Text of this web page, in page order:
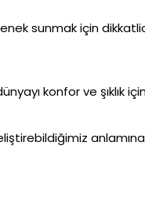
sunmak için
konfor ve şıklık